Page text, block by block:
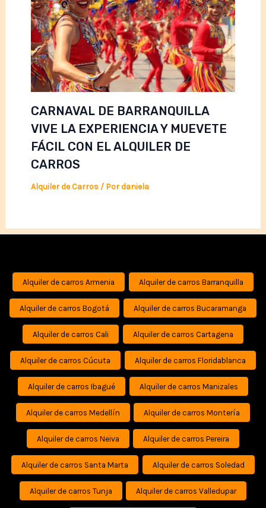
CARNAVAL DE BARRANQUILLA
VIVE LA EXPERIENCIA Y MUEVETE
FÁCIL CON EL ALQUILER DE
CARROS
Alquiler de Carros/ Pordaniela
Alquiler de carros Armenia Alquiler de carros Barranquilla
Alquiler de carros Bogotá Alquiler de carros Bucaramanga
Alquiler de carros Cali Alquiler de carros Cartagena
Alquiler de carros Cúcuta Alquiler de carros Floridablanca
Alquiler de carros Ibagué Alquiler de carros Manizales
Alquiler de carros Medellín Alquiler de carros Montería
Alquiler de carros Neiva Alquiler de carros Pereira
Alquiler de carros Santa Marta Alquiler de carros Soledad
Alquiler de carros Tunja Alquiler de carros Valledupar